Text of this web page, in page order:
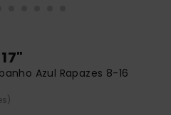
Azul Rapazes 8-16